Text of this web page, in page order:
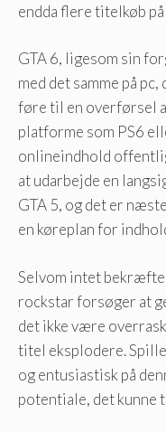
endda flere titelkøb
GTA 6, ligesom sin
med det samme på
føre til en overførsel
platforme som PS6
onlineindhold
at udarbejde en
GTA 5, og det er
en køreplan for
Selvom intet
rockstar forsøger at
det ikke være
titel eksplodere.
og entusiastisk på
potentiale, det kunne